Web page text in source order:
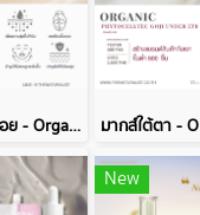
มัลติบาล์มลดเลือนริ้วรอย - Organic Juvenile Muiti Stick Balm
New